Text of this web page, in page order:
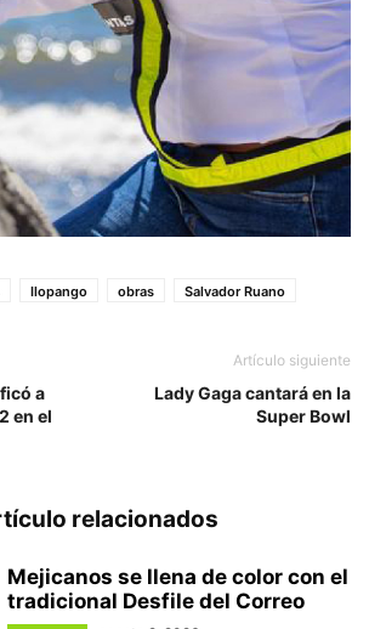
Ilopango obras Salvador Ruano
a
en el
Artículo siguiente
Lady Gaga cantará en la
Super Bowl
relacionados
Mejicanos se llena de color con el
tradicional Desfile del Correo